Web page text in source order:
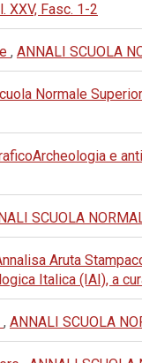
XXV, Fasc. 1-2
, ANNALI SCUOLA
Normale
e
SCUOLA
Aruta
Italica (IAI), a
, ANNALI SCUOLA